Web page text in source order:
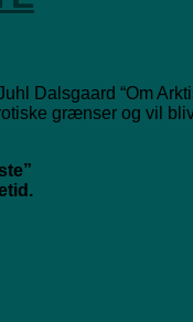
Dalsgaard “Om
grænser og vil